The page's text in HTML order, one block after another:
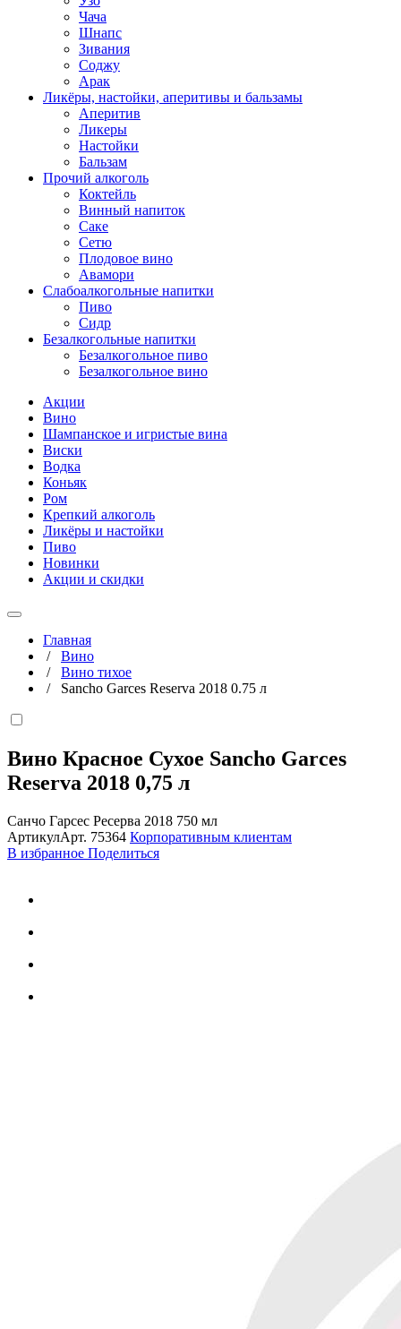
Чача
Шнапс
Зивания
Соджу
Арак
Ликёры, настойки, аперитивы и бальзамы
Аперитив
Ликеры
Настойки
Бальзам
Прочий алкоголь
Коктейль
Винный напиток
Саке
Сетю
Плодовое вино
Авамори
Слабоалкогольные напитки
Пиво
Сидр
Безалкогольные напитки
Безалкогольное пиво
Безалкогольное вино
Акции
Вино
Шампанское и игристые вина
Виски
Водка
Коньяк
Ром
Крепкий алкоголь
Ликёры и настойки
Пиво
Новинки
Акции и скидки
Главная
/ Вино
/ Вино тихое
/ Sancho Garces Reserva 2018 0.75 л
Вино Красное Сухое Sancho Garces
Reserva 2018 0,75 л
Санчо Гарсес Ресерва 2018 750 мл
АртикулАрт. 75364 Корпоративным клиентам
В избранное Поделиться